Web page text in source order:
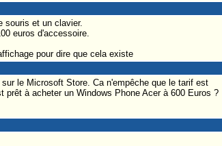
souris et un clavier.
euros d'accessoire.
pour dire que cela existe
le Microsoft Store. Ca n'empêche que le tarif est
à acheter un Windows Phone Acer à 600 Euros ?